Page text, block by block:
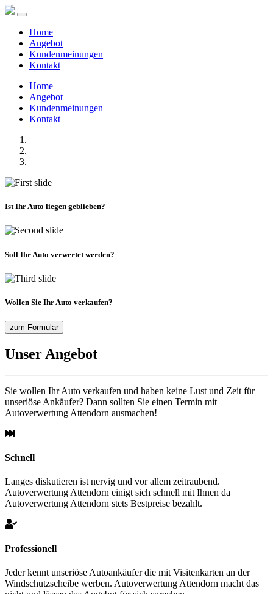
Home
Angebot
Kundenmeinungen
Kontakt
Home
Angebot
Kundenmeinungen
Kontakt
Ist Ihr Auto liegen geblieben?
Soll Ihr Auto verwertet werden?
Wollen Sie Ihr Auto verkaufen?
zum Formular
Unser Angebot
Sie wollen Ihr Auto verkaufen und haben keine Lust und Zeit für
unseriöse Ankäufer? Dann sollten Sie einen Termin mit
Autoverwertung Attendorn ausmachen!
Schnell
Langes diskutieren ist nervig und vor allem zeitraubend.
Autoverwertung Attendorn einigt sich schnell mit Ihnen da
Autoverwertung Attendorn stets Bestpreise bezahlt.
Professionell
Jeder kennt unseriöse Autoankäufer die mit Visitenkarten an der
Windschutzscheibe werben. Autoverwertung Attendorn macht das